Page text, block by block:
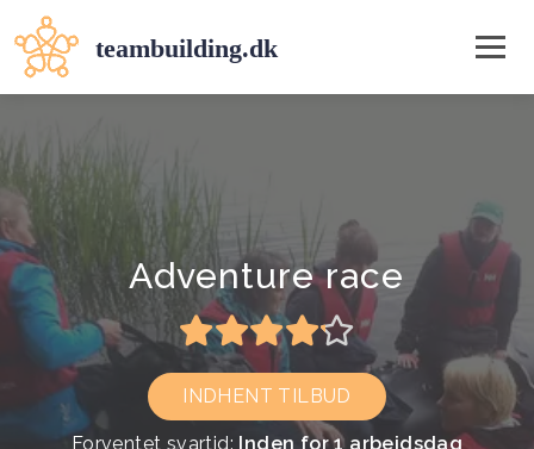
Adventure race
INDHENT TILBUD
Forventet svartid: Inden for 1 arbejdsdag